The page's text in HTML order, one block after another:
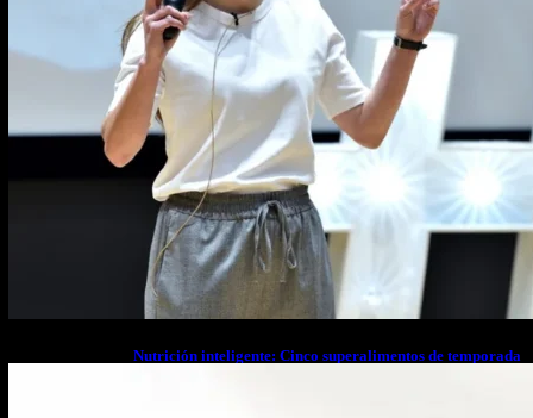
Nutrición inteligente: Cinco superalimentos de temporada